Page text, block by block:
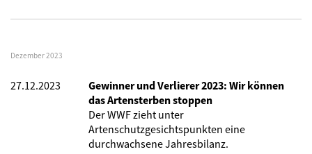
Dezember 2023
27.12.2023
Gewinner und Verlierer 2023: Wir können
das Artensterben stoppen
Der WWF zieht unter
Artenschutzgesichtspunkten eine
durchwachsene Jahresbilanz.